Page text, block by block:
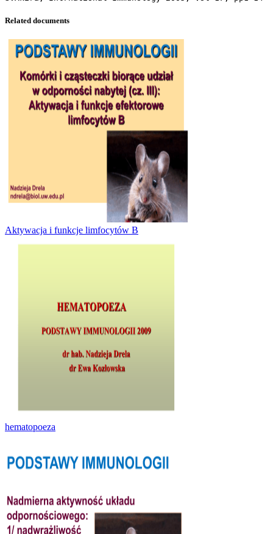
Related documents
Aktywacja i funkcje limfocytów B
hematopoeza